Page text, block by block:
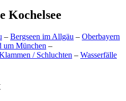
Kochelsee
– Bergseen im Allgäu – Oberbayern
um München –
/ Schluchten – Wasserfälle